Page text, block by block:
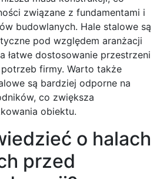
związane z fundamentami i
budowlanych. Hale stalowe są
pod względem aranżacji
łatwe dostosowanie przestrzeni
firmy. Warto także
są bardziej odporne na
co zwiększa
obiektu.
o halach
przed